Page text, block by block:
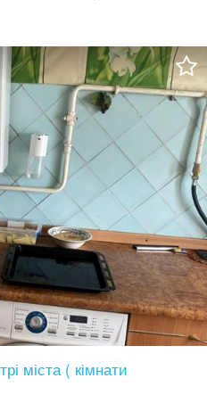
обговоримо при зустрічі,
міста ( кімнати